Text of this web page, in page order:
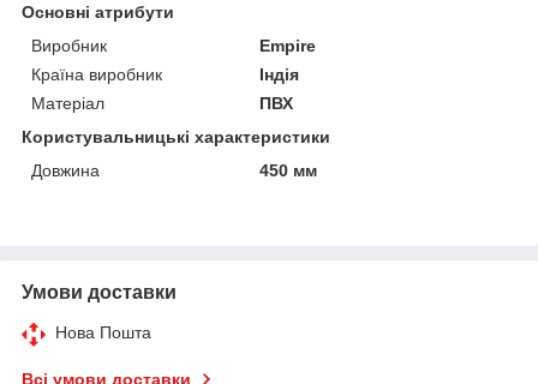
Основні атрибути
Виробник
Empire
Країна виробник
Індія
Матеріал
ПВХ
Користувальницькі характеристики
Довжина
450 мм
Умови доставки
Нова Пошта
Всі умови доставки